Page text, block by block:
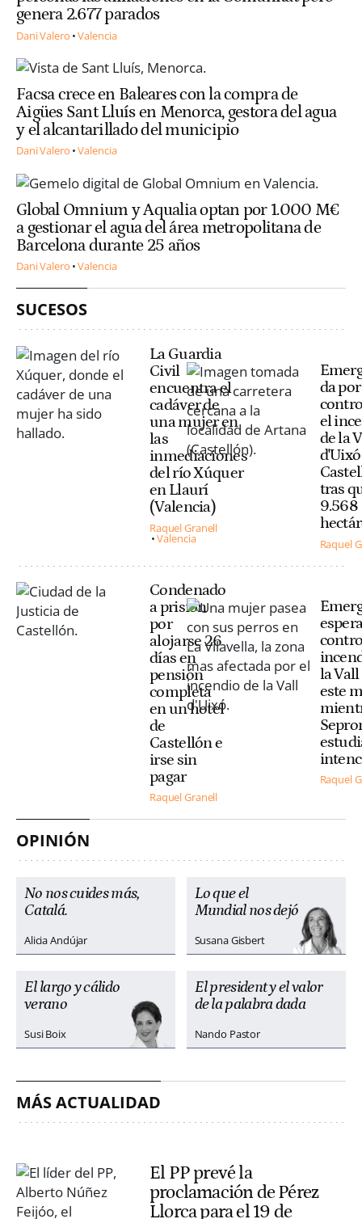
genera 2.677 parados
Dani Valero Valencia
Facsa crece en Baleares con la compra de
Aigües Sant Lluís en Menorca, gestora del agua
y el alcantarillado del municipio
Dani Valero Valencia
Global Omnium y Aqualia optan por 1.000 M€
a gestionar el agua del área metropolitana de
Barcelona durante 25 años
Dani Valero Valencia
SUCESOS
La Guardia
Civil
encuentra el
cadáver de
una mujer en
las
inmediaciones
del río Xúquer
en Llaurí
(Valencia)
Raquel Granell
Valencia
da por
el
de la
tras
9.568
Raquel
Condenado
a prisión
por
alojarse 26
días en
pensión
completa
en un hotel
de
Castellón e
irse sin
pagar
Raquel Granell
la
este
Raquel
OPINIÓN
No nos cuides más,
Catalá.
Alicia Andújar
Lo que el
Mundial nos dejó
Susana Gisbert
El largo y cálido
verano
Susi Boix
El president y el valor
de la palabra dada
Nando Pastor
MÁS ACTUALIDAD
El PP prevé la
proclamación de Pérez
Llorca para el 19 de